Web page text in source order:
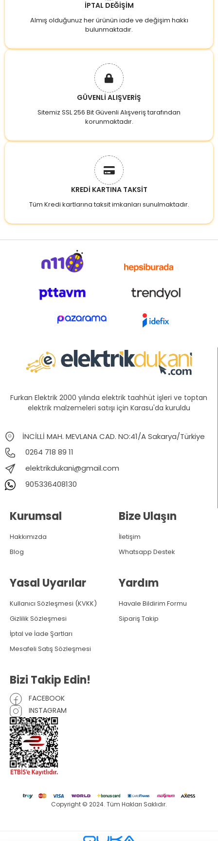
İPTAL DEĞİŞİM
Almış olduğunuz her ürünün iade ve değişim hakkı
bulunmaktadır.
GÜVENLİ ALIŞVERİŞ
Sitemiz SSL 256 Bit Güvenli Alışveriş tarafından
korunmaktadır.
KREDİ KARTINA TAKSİT
Tüm Kredi kartlarına taksit imkanları sunulmaktadır.
Furkan Elektrik 2000 yılında elektrik taahhüt işleri ve toptan
elektrik malzemeleri satışı için Karasu'da kuruldu
İNCİLLİ MAH. MEVLANA CAD. NO:41/A Sakarya/Türkiye
0264 718 89 11
elektrikdukani@gmail.com
905336408130
Kurumsal
Hakkımızda
Blog
Yasal Uyarılar
Kullanıcı Sözleşmesi (KVKK)
Gizlilik Sözleşmesi
İptal ve İade Şartları
Mesafeli Satış Sözleşmesi
Bize Ulaşın
İletişim
Whatsapp Destek
Yardım
Havale Bildirim Formu
Sipariş Takip
Bizi Takip Edin!
FACEBOOK
INSTAGRAM
Copyright © 2024. Tüm Hakları Saklıdır.